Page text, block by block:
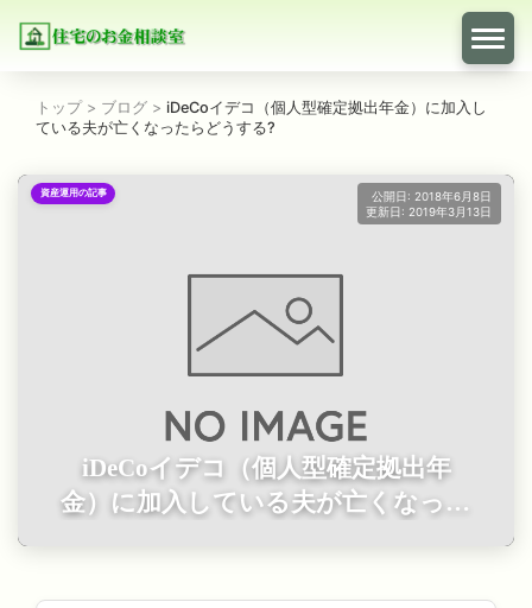
トップ> ブログ > iDeCoイデコ（個人型確定拠出年金）に加入し
ている夫が亡くなったらどうする?
iDeCoイデコ（個人型確定拠出年
金）に加入している夫が亡くなった
資産運用の記事
公開日: 2018年6月8日
更新日: 2019年3月13日